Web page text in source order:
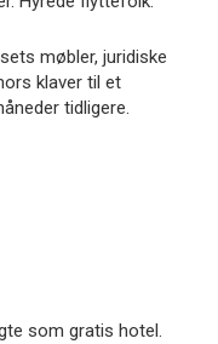
møbler, juridiske
klaver til et
tidligere.
som gratis hotel.